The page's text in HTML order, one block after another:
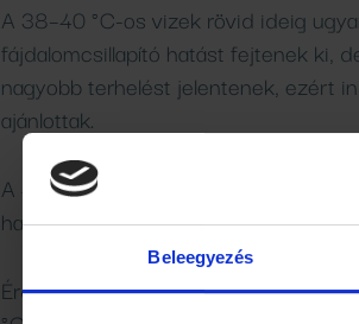
Beleegyezés
A 38–40 °C-os vizek rövid ideig
fájdalomcsillapító hatást fejtenek ki,
nagyobb terhelést jelentenek, ezért
ajánlottak.
A 40 °C feletti fürdők már
használatosak, és csak orvosi
Érdekes módon a kutatások szerint